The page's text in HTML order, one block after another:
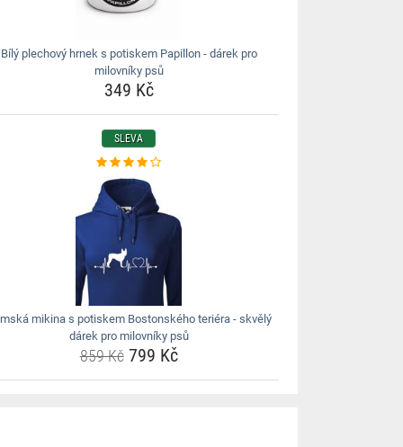
Bílý plechový hrnek s potiskem Papillon - dárek pro
milovníky psů
349 Kč
SLEVA
mikina s potiskem Bostonského teriéra - skvělý
dárek pro milovníky psů
859 Kč799 Kč